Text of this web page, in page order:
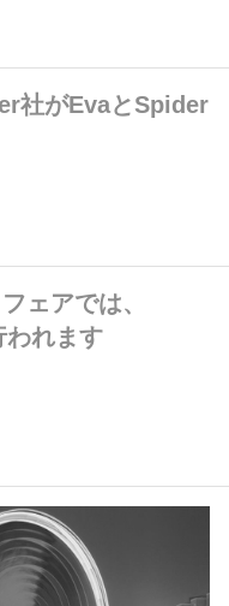
社がEvaとSpider
ェアでは、
われます